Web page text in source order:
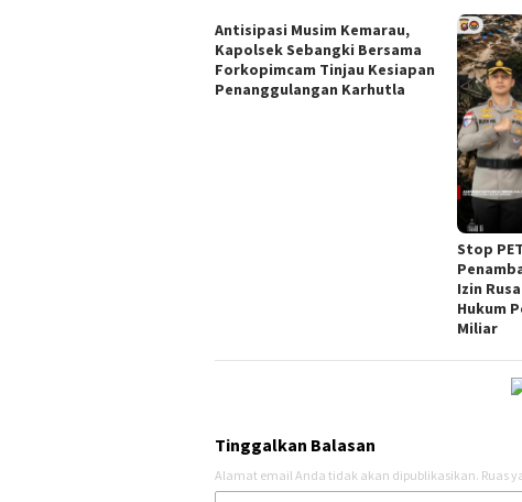
Antisipasi Musim Kemarau,
Kapolsek Sebangki Bersama
Forkopimcam Tinjau Kesiapan
Penanggulangan Karhutla
Stop
Izin
Hukum
Miliar
Tinggalkan Balasan
Alamat email Anda tidak akan dipublikasikan. Ruas